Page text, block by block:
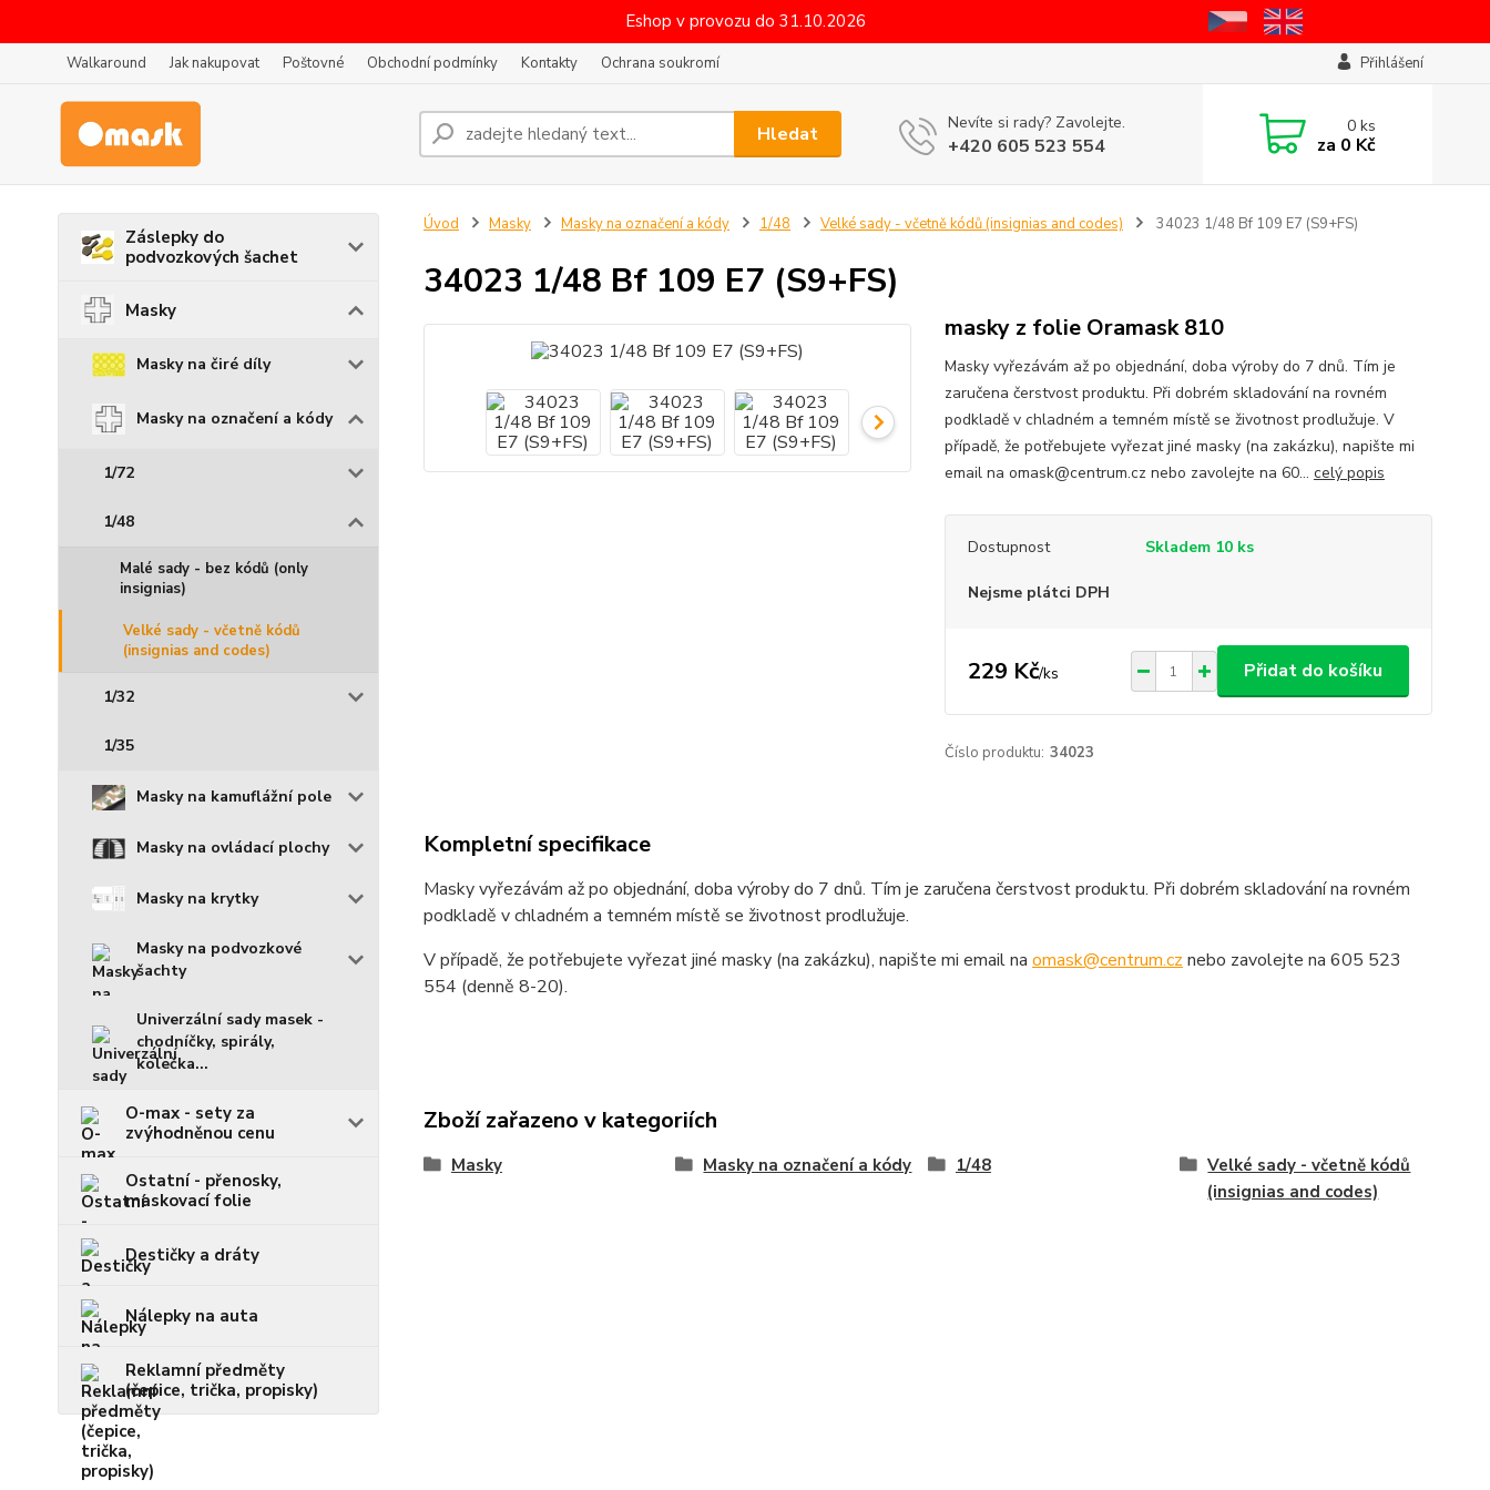
Eshop v provozu do 31.10.2026
Walkaround Jak nakupovat Poštovné Obchodní podmínky Kontakty Ochrana soukromí Přihlášení
Hledat Nevíte si rady? Zavolejte.
+420 605 523 554
0ks
za 0 Kč
Záslepky do
podvozkových šachet
Masky
Masky na čiré díly
Masky na označení a kódy
1/72
1/48
Malé sady - bez kódů (only
insignias)
Velké sady - včetně kódů
(insignias and codes)
1/32
1/35
Masky na kamuflážní pole
Masky na ovládací plochy
Masky na krytky
Masky na podvozkové
šachty
Univerzální sady masek -
chodníčky, spirály,
kolečka...
O-max - sety za
zvýhodněnou cenu
Ostatní - přenosky,
maskovací folie
Destičky a dráty
Nálepky na auta
Reklamní předměty
(čepice, trička, propisky)
Úvod Masky Masky na označení a kódy 1/48 Velké sady - včetně kódů (insignias and codes) 34023 1/48 Bf 109 E7 (S9+FS)
34023 1/48 Bf 109 E7 (S9+FS)
masky z folie Oramask 810
Masky vyřezávám až po objednání, doba výroby do 7 dnů. Tím je
zaručena čerstvost produktu. Při dobrém skladování na rovném
podkladě v chladném a temném místě se životnost prodlužuje. V
případě, že potřebujete vyřezat jiné masky (na zakázku), napište mi
email na omask@centrum.cz nebo zavolejte na 60... celý popis
Dostupnost Skladem 10 ks
Nejsme plátci DPH
229 Kč/ks Přidat do košíku
Číslo produktu: 34023
Kompletní specifikace
Masky vyřezávám až po objednání, doba výroby do 7 dnů. Tím je zaručena čerstvost produktu. Při dobrém skladování na rovném
podkladě v chladném a temném místě se životnost prodlužuje.
V případě, že potřebujete vyřezat jiné masky (na zakázku), napište mi email na omask@centrum.cz nebo zavolejte na 605 523
554 (denně 8-20).
Zboží zařazeno v kategoriích
Masky Masky na označení a kódy 1/48
Velké sady - včetně kódů
(insignias and codes)